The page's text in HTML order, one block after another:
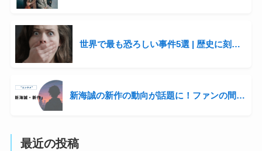
世界で最も恐ろしい事件5選 | 歴史に刻まれた衝撃の出来事
新海誠の新作の動向が話題に！ファンの間では“次回作”をにおわせる声も…
最近の投稿